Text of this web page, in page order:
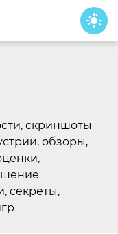
скриншоты
обзоры,
секреты,